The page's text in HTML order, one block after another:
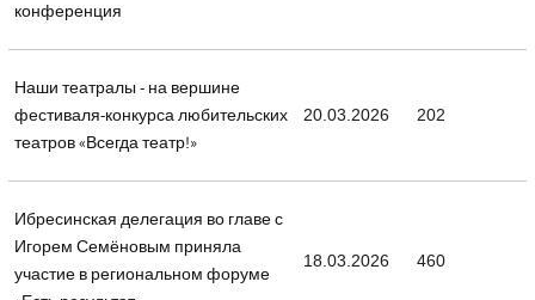
конференция
Наши театралы - на вершине
фестиваля-конкурса любительских
театров «Всегда театр!»
20.03.2026 202
Ибресинская делегация во главе с
Игорем Семёновым приняла
участие в региональном форуме
18.03.2026 460